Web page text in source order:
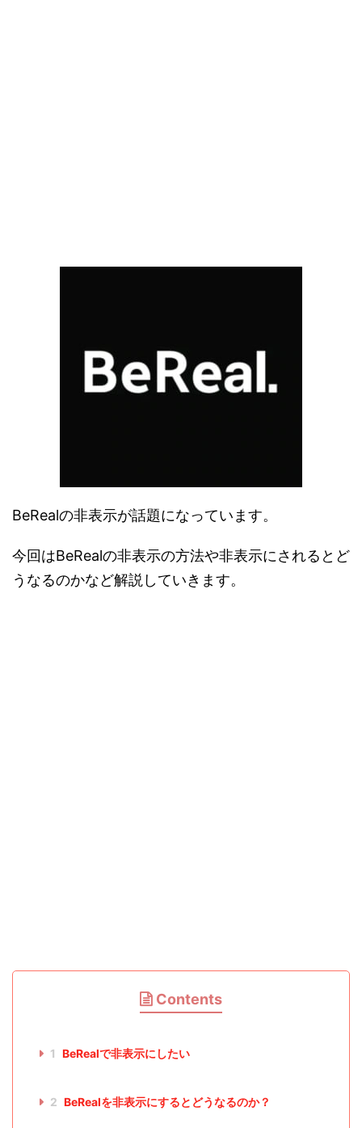
BeRealの非表示が話題になっています。
今回はBeRealの非表示の方法や非表示にされるとど
うなるのかなど解説していきます。
Contents
1 BeRealで非表示にしたい
2 BeRealを非表示にするとどうなるのか？